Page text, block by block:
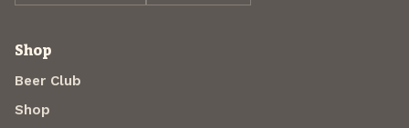
Shop
Beer Club
Shop